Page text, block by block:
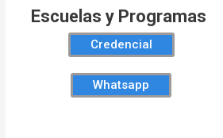
Escuelas y Programas
Credencial
Whatsapp